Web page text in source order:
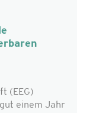
(EEG)
einem Jahr